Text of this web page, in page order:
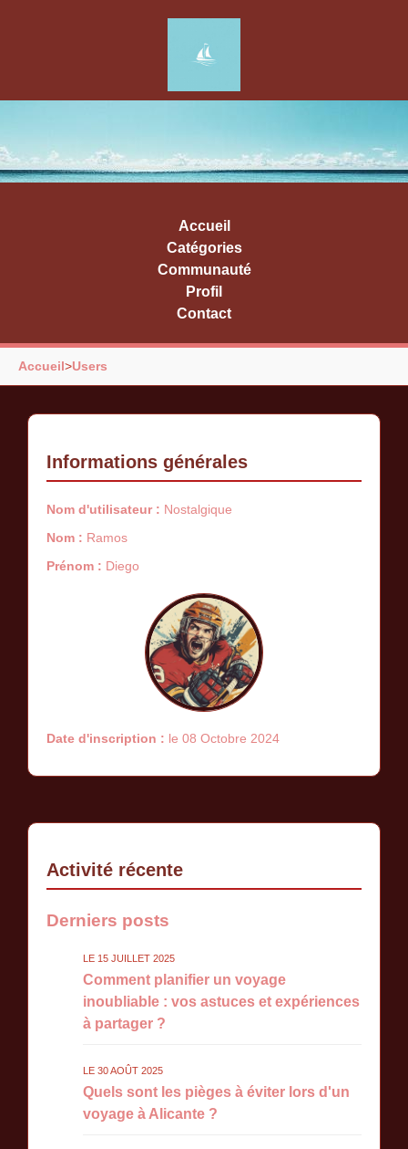
Accueil
Catégories
Communauté
Profil
Contact
Accueil>Users
Informations générales
Nom d'utilisateur : Nostalgique
Nom : Ramos
Prénom : Diego
Date d'inscription : le 08 Octobre 2024
Activité récente
Derniers posts
LE 15 JUILLET 2025
Comment planifier un voyage
inoubliable : vos astuces et expériences
à partager ?
LE 30 AOÛT 2025
Quels sont les pièges à éviter lors d'un
voyage à Alicante ?